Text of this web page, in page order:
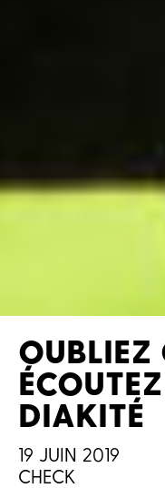
OUBLIEZ
DIAKITÉ
19 JUIN 2019
CHECK